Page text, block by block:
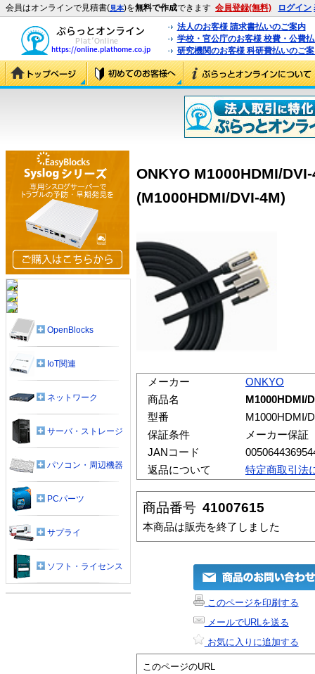
会員はオンラインで見積書(見本)を無料で作成できます 会員登録(無料) ログイン
法人のお客様 請求書払いのご案内
学校・官公庁のお客様 校費・公費
研究機関のお客様 科研費払いのご
ONKYO M1000HDMI/
(M1000HDMI/DVI-4M)
メーカー
ONKYO
商品名
M1000HDMI/
型番
M1000HDMI/
保証条件
メーカー保証
JANコード
返品について
特定商取引法
商品番号 41007615
本商品は販売を終了しました
このページを印刷する
メールでURLを送る
お気に入りに追加する
このページのURL
OpenBlocks
IoT関連
ネットワーク
サーバ・ストレージ
パソコン・周辺機器
PCパーツ
サプライ
ソフト・ライセンス